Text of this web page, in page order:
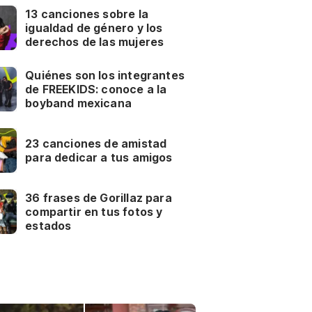
13 canciones sobre la
igualdad de género y los
derechos de las mujeres
Quiénes son los integrantes
de FREEKIDS: conoce a la
boyband mexicana
23 canciones de amistad
para dedicar a tus amigos
36 frases de Gorillaz para
compartir en tus fotos y
estados